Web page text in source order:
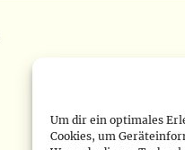
Um dir ein optimales
Cookies, um